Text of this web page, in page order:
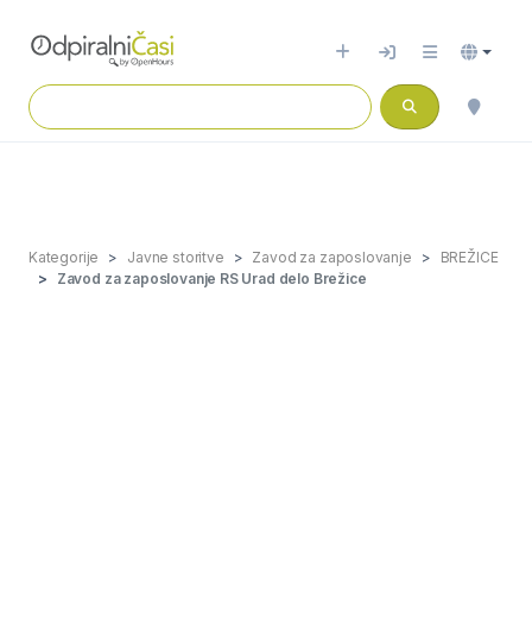
Kategorije Javne storitve Zavod za zaposlovanje
BREŽICE
Zavod za zaposlovanje RS Urad delo Brežice